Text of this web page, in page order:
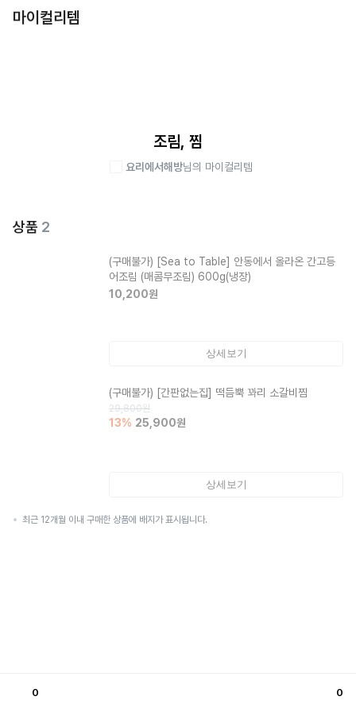
마이컬리템
조림, 찜
요리에서해방님의 마이컬리템
상품 2
(구매불가) [Sea to Table] 안동에서 올라온 간고등
어조림 (매콤무조림) 600g(냉장)
10,200원
상세보기
(구매불가) [간판없는집] 떡듬뿍 꽈리 소갈비찜
29,800원
13% 25,900원
상세보기
최근 12개월 이내 구매한 상품에 배지가 표시됩니다.
0 0